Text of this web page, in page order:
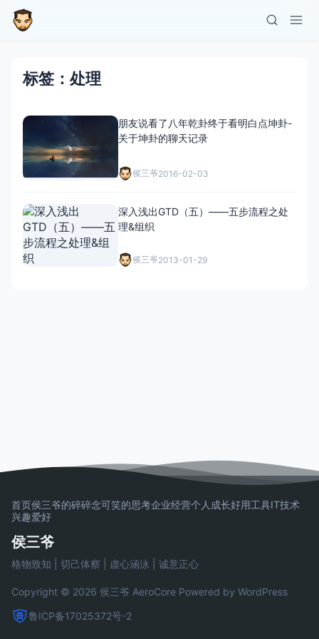
标签：处理
朋友说看了八年乾卦终于看明白点坤卦-
关于坤卦的聊天记录
侯三爷2016-02-03
深入浅出GTD（五）——五步流程之处
理&组织
侯三爷2013-01-29
首页侯三爷的碎碎念可笑的思考企业经营个人成长好用工具IT技术
兴趣爱好
侯三爷
格物致知 | 切己体察 | 虚心涵泳 | 诚意正心
Copyright © 2026 侯三爷 AeroCore Powered by WordPress
鲁ICP备17025372号-2